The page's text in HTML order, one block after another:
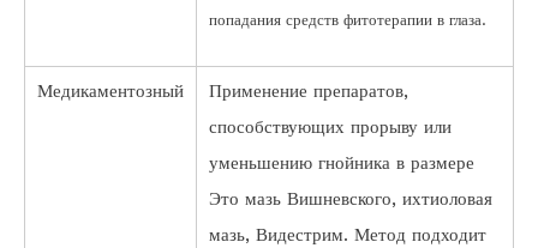
попадания средств фитотерапии в глаза.
Медикаментозный
Применение препаратов,
способствующих прорыву или
уменьшению гнойника в размере
Это мазь Вишневского, ихтиоловая
мазь, Видестрим. Метод подходит